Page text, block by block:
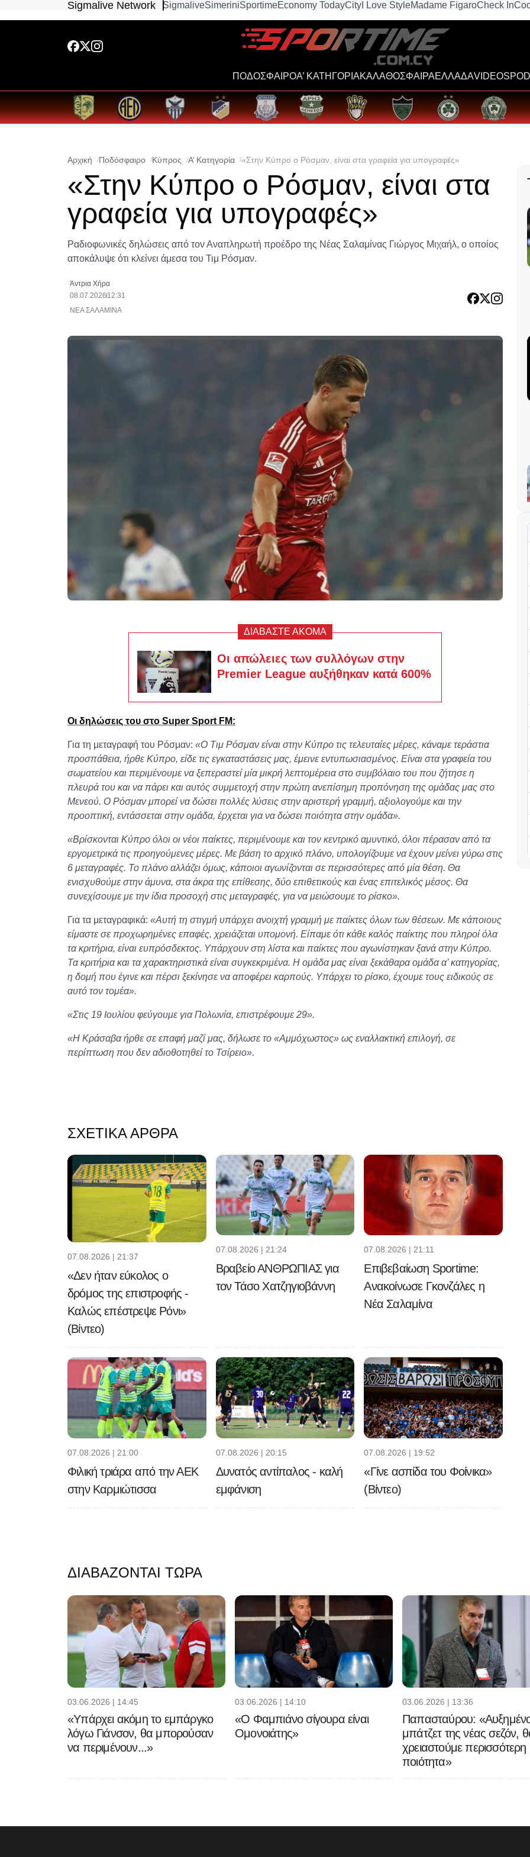
Sigmalive Network SigmaliveSimeriniSportimeEconomy TodayCity I Love StyleMadame FigaroCheck In
ΠΟΔΟΣΦΑΙΡΟΑ’ ΚΑΤΗΓΟΡΙΑΚΑΛΑΘΟΣΦΑΙΡΑΕΛΛΑΔΑVIDEOS
Αρχική Ποδόσφαιρο Κύπρος Α’ Κατηγορία «Στην Κύπρο ο Ρόσμαν, είναι στα γραφεία για υπογραφές»
«Στην Κύπρο ο Ρόσμαν, είναι στα
γραφεία για υπογραφές»
Ραδιοφωνικές δηλώσεις από τον Αναπληρωτή προέδρο της Νέας Σαλαμίνας Γιώργος Μιχαήλ, ο οποίος
αποκάλυψε ότι κλείνει άμεσα του Τιμ Ρόσμαν.
Άντρια Χήρα
08.07.2026 12:31
ΝΕΑ ΣΑΛΑΜΙΝΑ
ΔΙΑΒΑΣΤΕ ΑΚΟΜΑ
Οι απώλειες των συλλόγων στην
Premier League αυξήθηκαν κατά 600%
Οι δηλώσεις του στο Super Sport FM:
Για τη μεταγραφή του Ρόσμαν: «Ο Τιμ Ρόσμαν είναι στην Κύπρο τις τελευταίες μέρες, κάναμε τεράστια
προσπάθεια, ήρθε Κύπρο, είδε τις εγκαταστάσεις μας, έμεινε εντυπωσιασμένος. Είναι στα γραφεία του
σωματείου και περιμένουμε να ξεπεραστεί μία μικρή λεπτομέρεια στο συμβόλαιο του που ζήτησε η
πλευρά του και να πάρει και αυτός συμμετοχή στην πρώτη ανεπίσημη προπόνηση της ομάδας μας στο
Μενεού. Ο Ρόσμαν μπορεί να δώσει πολλές λύσεις στην αριστερή γραμμή, αξιολογούμε και την
προοπτική, εντάσσεται στην ομάδα, έρχεται για να δώσει ποιότητα στην ομάδα».
«Βρίσκονται Κύπρο όλοι οι νέοι παίκτες, περιμένουμε και τον κεντρικό αμυντικό, όλοι πέρασαν από τα
εργομετρικά τις προηγούμενες μέρες. Με βάση το αρχικό πλάνο, υπολογίζουμε να έχουν μείνει γύρω στις
6 μεταγραφές. Το πλάνο αλλάζει όμως, κάποιοι αγωνίζονται σε περισσότερες από μία θέση. Θα
ενισχυθούμε στην άμυνα, στα άκρα της επίθεσης, δύο επιθετικούς και ένας επιτελικός μέσος. Θα
συνεχίσουμε με την ίδια προσοχή στις μεταγραφές, για να μειώσουμε το ρίσκο».
Για τα μεταγραφικά: «Αυτή τη στιγμή υπάρχει ανοιχτή γραμμή με παίκτες όλων των θέσεων. Με κάποιους
είμαστε σε προχωρημένες επαφές, χρειάζεται υπομονή. Είπαμε ότι κάθε καλός παίκτης που πληροί όλα
τα κριτήρια, είναι ευπρόσδεκτος. Υπάρχουν στη λίστα και παίκτες που αγωνίστηκαν ξανά στην Κύπρο.
Τα κριτήρια και τα χαρακτηριστικά είναι συγκεκριμένα. Η ομάδα μας είναι ξεκάθαρα ομάδα α’ κατηγορίας,
η δομή που έγινε και πέρσι ξεκίνησε να αποφέρει καρπούς. Υπάρχει το ρίσκο, έχουμε τους ειδικούς σε
αυτό τον τομέα».
«Στις 19 Ιουλίου φεύγουμε για Πολωνία, επιστρέφουμε 29».
«Η Κράσαβα ήρθε σε επαφή μαζί μας, δήλωσε το «Αμμόχωστος» ως εναλλακτική επιλογή, σε
περίπτωση που δεν αδιοθοτηθεί το Τσίρειο».
ΣΧΕΤΙΚΆ ΆΡΘΡΑ
07.08.2026 | 21:37
«Δεν ήταν εύκολος ο
δρόμος της επιστροφής -
Καλώς επέστρεψε Ρόνι»
(Βίντεο)
07.08.2026 | 21:24
Βραβείο ΑΝΘΡΩΠΙΑΣ για
τον Τάσο Χατζηγιοβάννη
07.08.2026 | 21:11
Επιβεβαίωση Sportime:
Ανακοίνωσε Γκονζάλες η
Νέα Σαλαμίνα
07.08.2026 | 21:00
Φιλική τριάρα από την ΑΕΚ
στην Καρμιώτισσα
07.08.2026 | 20:15
Δυνατός αντίπαλος - καλή
εμφάνιση
07.08.2026 | 19:52
«Γίνε ασπίδα του Φοίνικα»
(Βίντεο)
ΔΙΑΒΆΖΟΝΤΑΙ ΤΏΡΑ
03.06.2026 | 14:45
«Υπάρχει ακόμη το εμπάργκο
λόγω Γιάνσον, θα μπορούσαν
να περιμένουν...»
03.06.2026 | 14:10
«Ο Φαμπιάνο σίγουρα είναι
Ομονοιάτης»
03.06.2026 | 13:36
Παπασταύρου:
μπάτζετ της νέας σεζόν,
χρειαστούμε περισσότερη
ποιότητα»